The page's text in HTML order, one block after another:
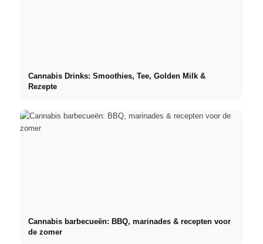
Cannabis Drinks: Smoothies, Tee, Golden Milk &
Rezepte
Cannabis barbecueën: BBQ, marinades & recepten voor
de zomer